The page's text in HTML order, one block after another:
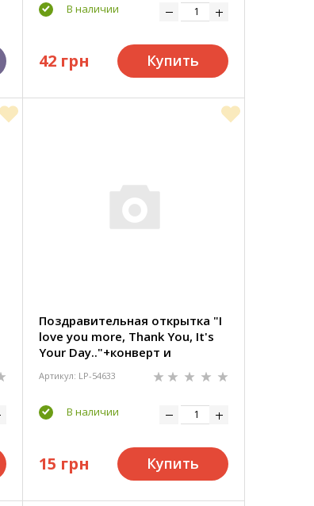
В наличии
42 грн Купить
Поздравительная открытка "I
love you more, Thank You, It's
Your Day.."+конверт и
вкладыш, 13х9,5 см
Артикул: LP-54633
В наличии
15 грн Купить